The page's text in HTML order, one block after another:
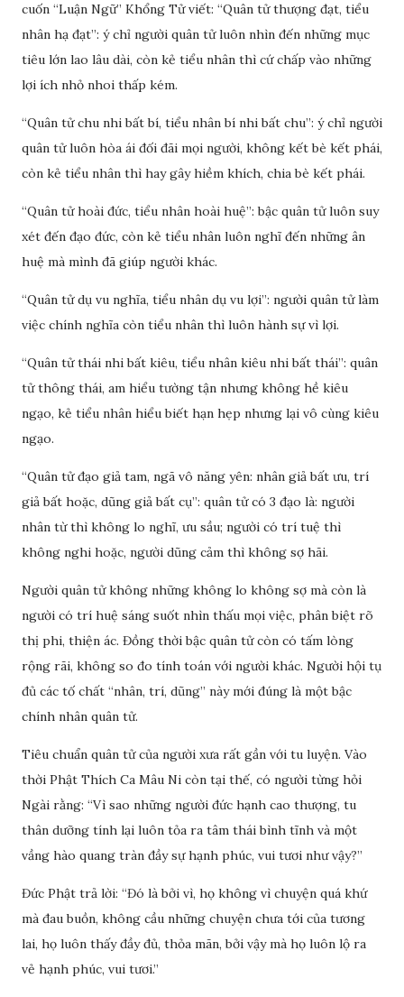
cuốn “Luận Ngữ” Khổng Tử viết: “Quân tử thượng đạt, tiểu
nhân hạ đạt”: ý chỉ người quân tử luôn nhìn đến những mục
tiêu lớn lao lâu dài, còn kẻ tiểu nhân thì cứ chấp vào những
lợi ích nhỏ nhoi thấp kém.
“Quân tử chu nhi bất bí, tiểu nhân bí nhi bất chu”: ý chỉ người
quân tử luôn hòa ái đối đãi mọi người, không kết bè kết phái,
còn kẻ tiểu nhân thì hay gây hiềm khích, chia bè kết phái.
“Quân tử hoài đức, tiểu nhân hoài huệ”: bậc quân tử luôn suy
xét đến đạo đức, còn kẻ tiểu nhân luôn nghĩ đến những ân
huệ mà mình đã giúp người khác.
“Quân tử dụ vu nghĩa, tiểu nhân dụ vu lợi”: người quân tử làm
việc chính nghĩa còn tiểu nhân thì luôn hành sự vì lợi.
“Quân tử thái nhi bất kiêu, tiểu nhân kiêu nhi bất thái”: quân
tử thông thái, am hiểu tường tận nhưng không hề kiêu
ngạo, kẻ tiểu nhân hiểu biết hạn hẹp nhưng lại vô cùng kiêu
ngạo.
“Quân tử đạo giả tam, ngã vô năng yên: nhân giả bất ưu, trí
giả bất hoặc, dũng giả bất cụ”: quân tử có 3 đạo là: người
nhân từ thì không lo nghĩ, ưu sầu; người có trí tuệ thì
không nghi hoặc, người dũng cảm thì không sợ hãi.
Người quân tử không những không lo không sợ mà còn là
người có trí huệ sáng suốt nhìn thấu mọi việc, phân biệt rõ
thị phi, thiện ác. Đồng thời bậc quân tử còn có tấm lòng
rộng rãi, không so đo tính toán với người khác. Người hội tụ
đủ các tố chất “nhân, trí, dũng” này mới đúng là một bậc
chính nhân quân tử.
Tiêu chuẩn quân tử của người xưa rất gần với tu luyện. Vào
thời Phật Thích Ca Mâu Ni còn tại thế, có người từng hỏi
Ngài rằng: “Vì sao những người đức hạnh cao thượng, tu
thân dưỡng tính lại luôn tỏa ra tâm thái bình tĩnh và một
vầng hào quang tràn đầy sự hạnh phúc, vui tươi như vậy?”
Đức Phật trả lời: “Đó là bởi vì, họ không vì chuyện quá khứ
mà đau buồn, không cầu những chuyện chưa tới của tương
lai, họ luôn thấy đầy đủ, thỏa mãn, bởi vậy mà họ luôn lộ ra
vẻ hạnh phúc, vui tươi.”